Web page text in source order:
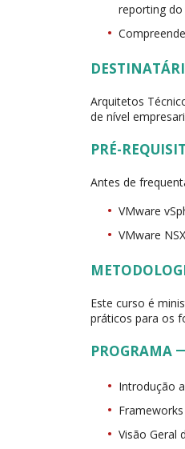
reporting do
Arquitetos
de nível
PRÉ-
Antes de
VMware
VMware
Este curso é
práticos para os
PROGRAMA
Introdução
Visão Geral